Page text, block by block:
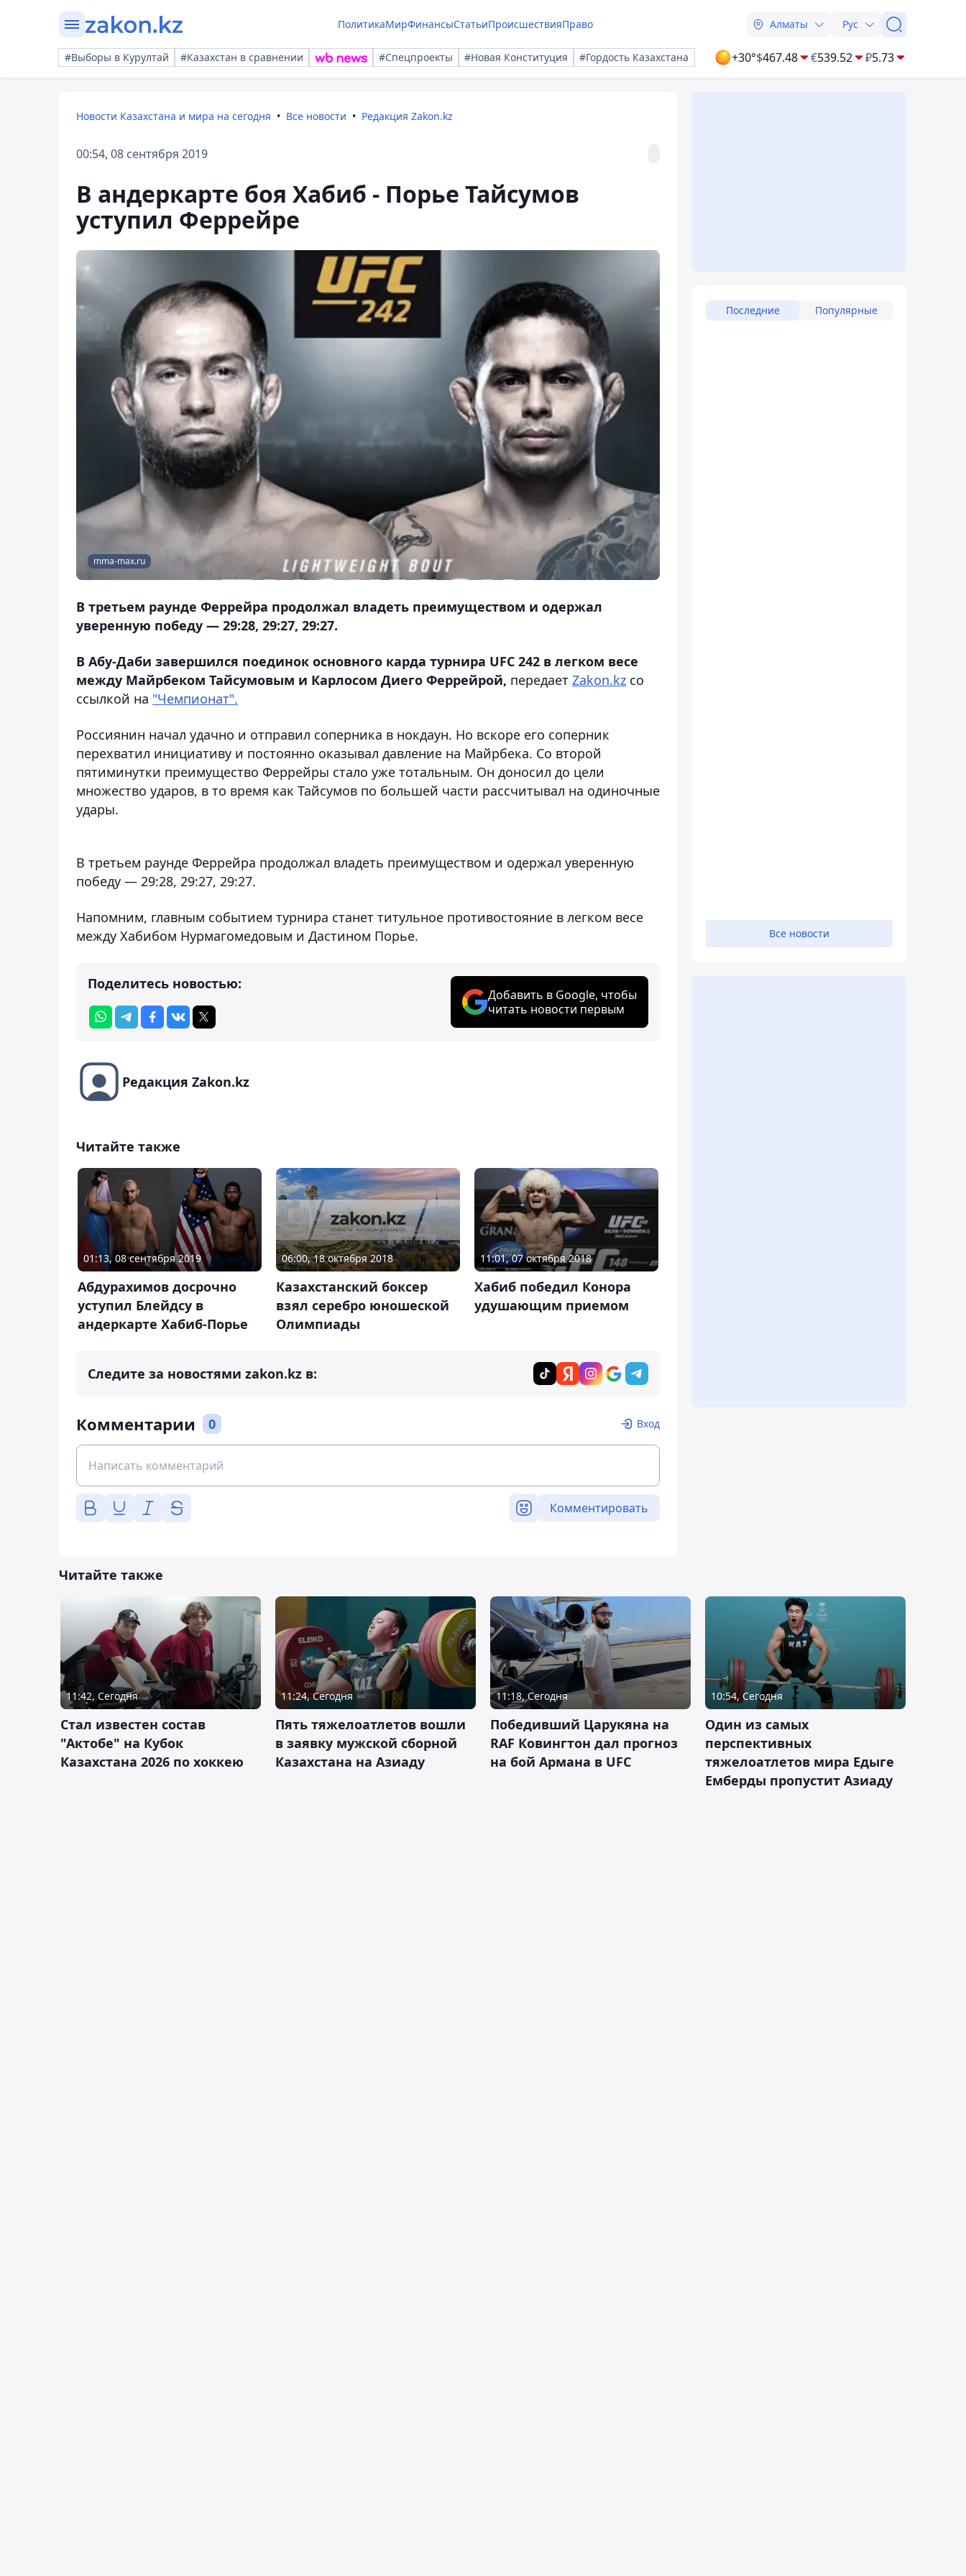
ПолитикаМирФинансыСтатьиПроисшествияПраво Алматы Рус
#Выборы в Курултай #Казахстан в сравнении #Спецпроекты #Новая Конституция #Гордость Казахстана +30°$467.48 €539.52 ₽5.73
Новости Казахстана и мира на сегодня Все новости Редакция Zakon.kz
00:54, 08 сентября 2019
В андеркарте боя Хабиб - Порье Тайсумов
уступил Феррейре
mma-max.ru
В третьем раунде Феррейра продолжал владеть преимуществом и одержал
уверенную победу — 29:28, 29:27, 29:27.
В Абу-Даби завершился поединок основного карда турнира UFC 242 в легком весе
между Майрбеком Тайсумовым и Карлосом Диего Феррейрой, передает Zakon.kz со
ссылкой на "Чемпионат".
Россиянин начал удачно и отправил соперника в нокдаун. Но вскоре его соперник
перехватил инициативу и постоянно оказывал давление на Майрбека. Со второй
пятиминутки преимущество Феррейры стало уже тотальным. Он доносил до цели
множество ударов, в то время как Тайсумов по большей части рассчитывал на одиночные
удары.
В третьем раунде Феррейра продолжал владеть преимуществом и одержал уверенную
победу — 29:28, 29:27, 29:27.
Напомним, главным событием турнира станет титульное противостояние в легком весе
между Хабибом Нурмагомедовым и Дастином Порье.
Поделитесь новостью:
Добавить в Google, чтобы
читать новости первым
Редакция Zakon.kz
Читайте также
01:13, 08 сентября 2019
Абдурахимов досрочно
уступил Блейдсу в
андеркарте Хабиб-Порье
06:00, 18 октября 2018
Казахстанский боксер
взял серебро юношеской
Олимпиады
11:01, 07 октября 2018
Хабиб победил Конора
удушающим приемом
Следите за новостями zakon.kz в:
Комментарии 0 Вход
Комментировать
Последние Популярные
Все новости
Читайте также
11:42, Сегодня
Стал известен состав
"Актобе" на Кубок
Казахстана 2026 по хоккею
11:24, Сегодня
Пять тяжелоатлетов вошли
в заявку мужской сборной
Казахстана на Азиаду
11:18, Сегодня
Победивший Царукяна на
RAF Ковингтон дал прогноз
на бой Армана в UFC
10:54, Сегодня
Один из самых
перспективных
тяжелоатлетов мира Едыге
Емберды пропустит Азиаду